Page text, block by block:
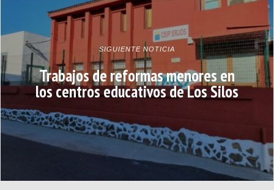
SIGUIENTE NOTICIA
Trabajos de reformas menores en
los centros educativos de Los Silos